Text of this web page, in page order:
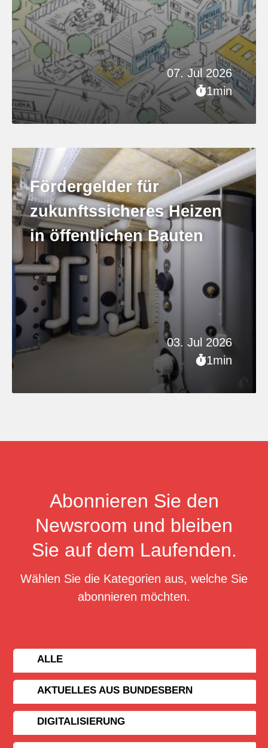
07. Jul 2026
1min
03. Jul 2026
1min
Fördergelder für
zukunftssicheres Heizen
in öffentlichen Bauten
Abonnieren Sie den
Newsroom und bleiben
Sie auf dem Laufenden.
Wählen Sie die Kategorien aus, welche Sie
abonnieren möchten.
ALLE
AKTUELLES AUS BUNDESBERN
DIGITALISIERUNG